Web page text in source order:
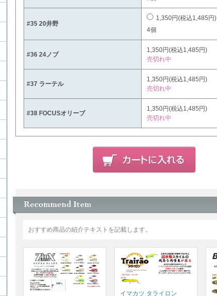
#35 20井野
1,350円(税込1,485円)
4個
#36 24ノブ
1,350円(税込1,485円)
売切れ中
#37 ラーテル
1,350円(税込1,485円)
売切れ中
#38 FOCUSオリーブ
1,350円(税込1,485円)
売切れ中
おすすめ商品の紹介テキストを記載します。
イマカツ タライロン